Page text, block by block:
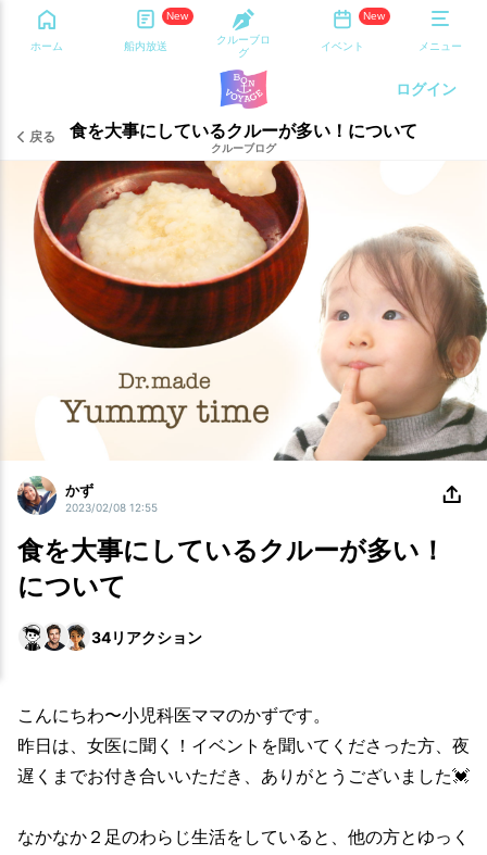
ホーム
New
船内放送
クルーブロ
グ
New
イベント メニュー
ログイン
戻る 食を大事にしているクルーが多い！について
クルーブログ
かず
2023/02/08 12:55
食を大事にしているクルーが多い！
について
34リアクション
こんにちわ〜小児科医ママのかずです。
昨日は、女医に聞く！イベントを聞いてくださった方、夜
遅くまでお付き合いいただき、ありがとうございました💓
なかなか２足のわらじ生活をしていると、他の方とゆっく